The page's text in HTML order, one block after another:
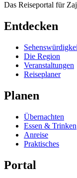
Das Reiseportal für
Entdecken
Die Region
Veranstaltungen
Reiseplaner
Planen
Übernachten
Essen & Trinken
Anreise
Praktisches
Portal